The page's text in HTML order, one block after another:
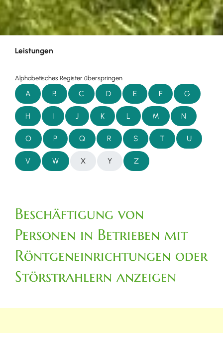
Leistungen
Alphabetisches Register überspringen
A B C D E F G
H I J K L M N
O P Q R S T U
V W X Y Z
Beschäftigung von
Personen in Betrieben mit
Röntgeneinrichtungen oder
Störstrahlern anzeigen